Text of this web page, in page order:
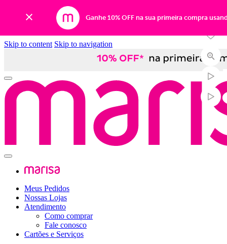
Ganhe 10% OFF na sua primeira compra
Skip to content Skip to navigation
Meus Pedidos
Nossas Lojas
Atendimento
Como comprar
Fale conosco
Cartões e Serviços